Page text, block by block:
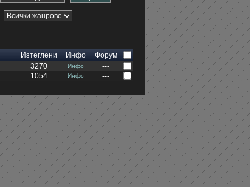
Изтеглени Инфо
Форум
3270 Инфо
---
1054 Инфо ---